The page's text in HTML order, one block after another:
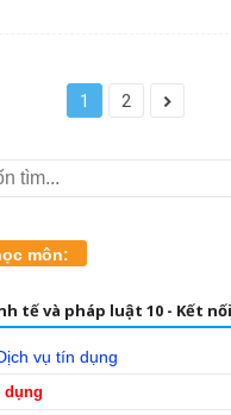
1 2
môn:
tế và pháp luật 10 - Kết
vụ tín dụng
dụng